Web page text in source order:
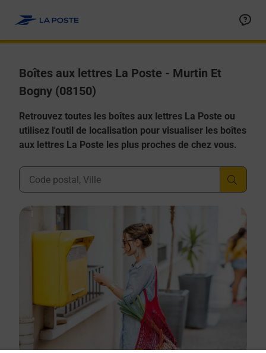
Boîtes aux lettres La Poste - Murtin Et
Bogny (08150)
Retrouvez toutes les boîtes aux lettres La Poste ou
utilisez l'outil de localisation pour visualiser les boîtes
aux lettres La Poste les plus proches de chez vous.
Ville, Département, Code Postal